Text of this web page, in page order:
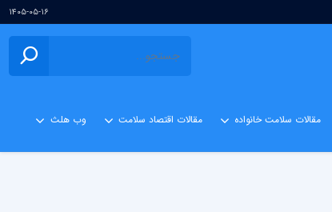
۱۴۰۵-۰۵-۱۶
مقالات سلامت خانواده مقالات اقتصاد سلامت وب هلث